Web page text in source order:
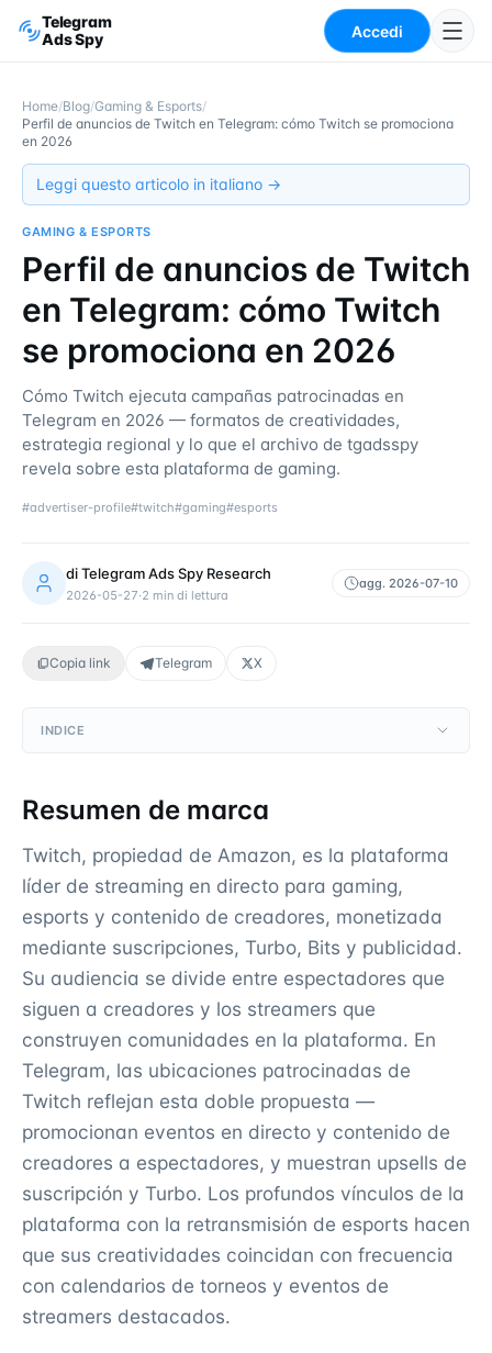
Telegram
Ads Spy
Accedi
Home/Blog/Gaming & Esports/
Perfil de anuncios de Twitch en Telegram: cómo Twitch se promociona
en 2026
Leggi questo articolo in italiano →
GAMING & ESPORTS
Perfil de anuncios de Twitch
en Telegram: cómo Twitch
se promociona en 2026
Cómo Twitch ejecuta campañas patrocinadas en
Telegram en 2026 — formatos de creatividades,
estrategia regional y lo que el archivo de tgadsspy
revela sobre esta plataforma de gaming.
#advertiser-profile#twitch#gaming#esports
diTelegram Ads Spy Research
2026-05-27·2 min di lettura
agg. 2026-07-10
Copia link Telegram X
INDICE
Resumen de marca
Twitch, propiedad de Amazon, es la plataforma
líder de streaming en directo para gaming,
esports y contenido de creadores, monetizada
mediante suscripciones, Turbo, Bits y publicidad.
Su audiencia se divide entre espectadores que
siguen a creadores y los streamers que
construyen comunidades en la plataforma. En
Telegram, las ubicaciones patrocinadas de
Twitch reflejan esta doble propuesta —
promocionan eventos en directo y contenido de
creadores a espectadores, y muestran upsells de
suscripción y Turbo. Los profundos vínculos de la
plataforma con la retransmisión de esports hacen
que sus creatividades coincidan con frecuencia
con calendarios de torneos y eventos de
streamers destacados.